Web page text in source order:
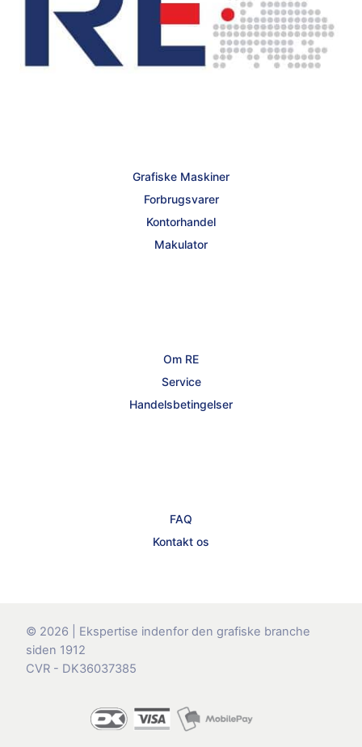
Grafiske Maskiner
Forbrugsvarer
Kontorhandel
Makulator
Om RE
Service
Handelsbetingelser
FAQ
Kontakt os
© 2026 | Ekspertise indenfor den grafiske branche
siden 1912
CVR - DK36037385